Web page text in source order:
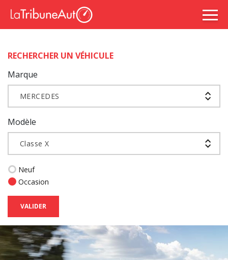
RECHERCHER UN VÉHICULE
Marque
MERCEDES
Modèle
Classe X
Neuf
Occasion
VALIDER